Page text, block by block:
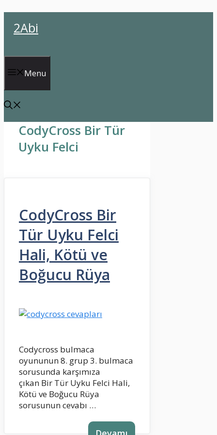
atla2Abi
Menu
CodyCross Bir Tür
Uyku Felci
CodyCross Bir
Tür Uyku Felci
Hali, Kötü ve
Boğucu Rüya
Codycross bulmaca
oyununun 8. grup 3. bulmaca
sorusunda karşımıza
çıkan Bir Tür Uyku Felci Hali,
Kötü ve Boğucu Rüya
sorusunun cevabı …